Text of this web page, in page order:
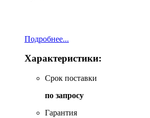
Подробнее...
Характеристики:
Срок поставки
по запросу
Гарантия